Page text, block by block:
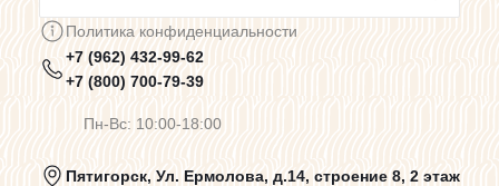
Предупреждения о цветопередаче
Политика конфиденциальности
Политика конфиденциальности
+7 (962) 432-99-62
+7 (800) 700-79-39
Пн-Вс: 10:00-18:00
Пятигорск, Ул. Ермолова, д.14, строение 8, 2 этаж